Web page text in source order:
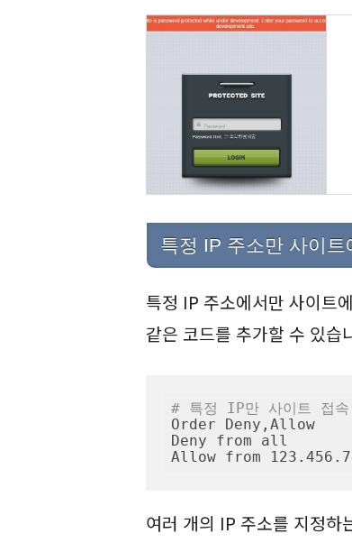
특정 IP 주소만 사이
특정 IP 주소에서만 사이트
같은 코드를 추가할 수 있습
# 특정 IP만 사이트 접속
Order Deny,Allow
Deny from all
Allow from
여러 개의 IP 주소를 지정하